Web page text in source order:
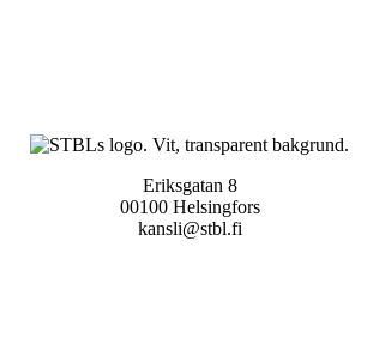
Eriksgatan 8
00100 Helsingfors
kansli@stbl.fi